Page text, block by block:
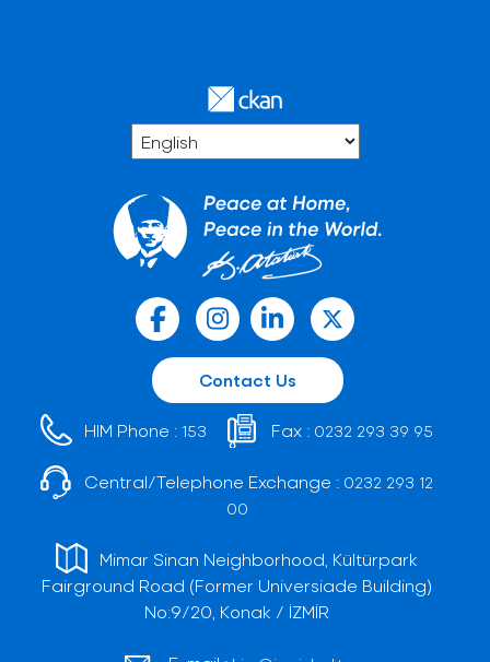
Contact Us
HIM Phone : 153 Fax : 0232 293 39 95
Central/Telephone Exchange : 0232 293 12
00
Mimar Sinan Neighborhood, Kültürpark
Fairground Road (Former Universiade Building)
No:9/20, Konak / İZMİR